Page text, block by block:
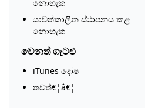
නොහැක
යාවත්කාලීන ස්ථාපනය කළ
නොහැක
වෙනත් ගැටළු
iTunes දෝෂ
තවත්€¦â€¦